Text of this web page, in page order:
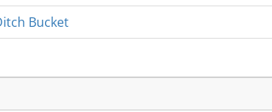
Bucket